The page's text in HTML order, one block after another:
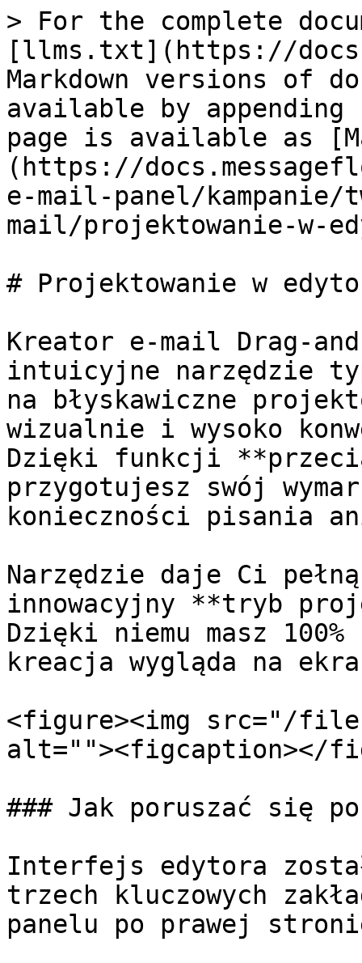
> For the complete
[llms.txt](https://
Markdown versions of
available by
page is available as
(https://
e-mail-panel/kampanie/
mail/projektowanie-w-
# Projektowanie w
Kreator e-mail Drag-
intuicyjne narzędzie
na błyskawiczne
wizualnie i wysoko
Dzięki funkcji
przygotujesz swój
konieczności pisania
Narzędzie daje Ci
innowacyjny **tryb
Dzięki niemu masz
kreacja wygląda na
<figure><img src="/
alt=""><figcaption></
### Jak poruszać się
Interfejs edytora
trzech kluczowych
panelu po prawej